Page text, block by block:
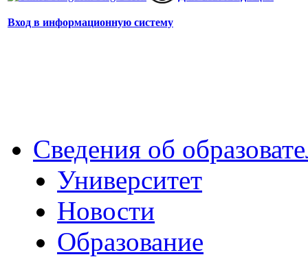
Вход в информационную систему
Сведения об
Университет
Новости
Образование